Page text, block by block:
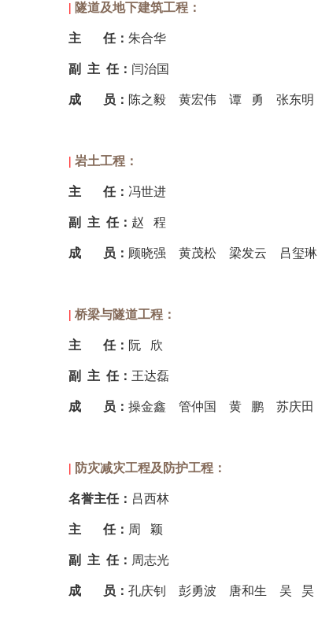
| 隧道及地下建筑工程：
主 任： 朱合华
副 主 任： 闫治国
成 员： 陈之毅 黄宏伟 谭 勇 张东明
| 岩土工程：
主 任： 冯世进
副 主 任： 赵 程
成 员 ： 顾晓强 黄茂松 梁发云 吕玺琳
| 桥梁与隧道工程：
主 任： 阮 欣
副 主 任： 王达磊
成 员 ： 操金鑫 管仲国 黄 鹏 苏庆田
| 防灾减灾工程及防护工程：
名誉主任： 吕西林
主 任： 周 颖
副 主 任： 周志光
成 员 ： 孔庆钊 彭勇波 唐和生 吴 昊